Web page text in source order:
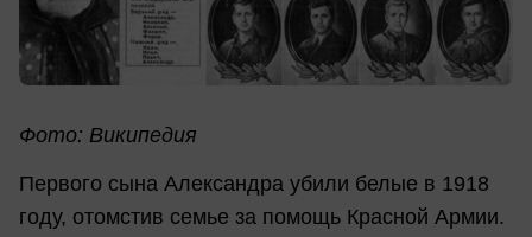
Фото: Википедия
Первого сына Александра убили белые в 1918
году, отомстив семье за помощь Красной Армии.